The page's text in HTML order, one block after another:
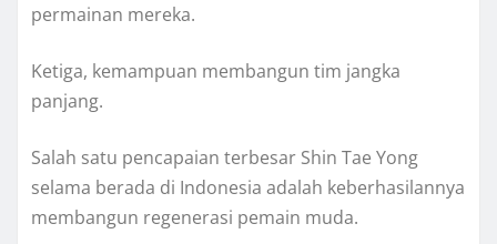
permainan mereka.
Ketiga, kemampuan membangun tim jangka
panjang.
Salah satu pencapaian terbesar Shin Tae Yong
selama berada di Indonesia adalah keberhasilannya
membangun regenerasi pemain muda.